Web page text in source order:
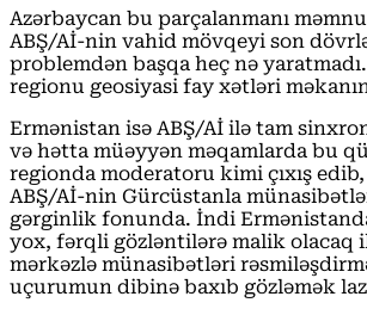
Azərbaycan bu parçalanmanı
ABŞ/Aİ-nin vahid mövqeyi son
problemdən başqa heç nə
regionu geosiyasi fay xətləri
Ermənistan isə ABŞ/Aİ ilə tam
və hətta müəyyən məqamlarda bu
regionda moderatoru kimi çıxış
ABŞ/Aİ-nin Gürcüstanla
gərginlik fonunda. İndi
yox, fərqli gözləntilərə malik olacaq
mərkəzlə münasibətləri
uçurumun dibinə baxıb gözləmək